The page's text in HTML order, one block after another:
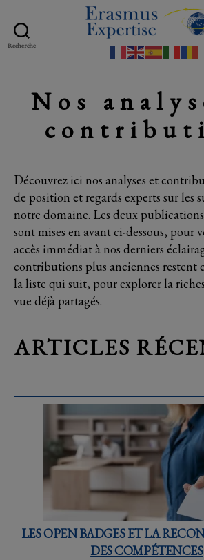
Recherche
Erasmus
Expertise
Nos
Découvrez ici nos analyses et
de position et regards experts sur les
notre domaine. Les deux
sont mises en avant ci-dessous, pour
accès immédiat à nos derniers
contributions plus anciennes restent
la liste qui suit, pour explorer la
vue déjà partagés.
ARTICLES
LES OPEN BADGES ET LA
DES COMPÉTENCES